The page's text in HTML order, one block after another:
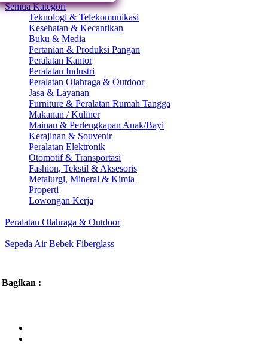
Semua Kategori
Teknologi & Telekomunikasi
Kesehatan & Kecantikan
Buku & Media
Pertanian & Produksi Pangan
Peralatan Kantor
Peralatan Industri
Peralatan Olahraga & Outdoor
Jasa & Layanan
Furniture & Peralatan Rumah Tangga
Makanan / Kuliner
Mainan & Perlengkapan Anak/Bayi
Kerajinan & Souvenir
Peralatan Elektronik
Otomotif & Transportasi
Fashion, Tekstil & Aksesoris
Metalurgi, Mineral & Kimia
Properti
Lowongan Kerja
Peralatan Olahraga & Outdoor
Sepeda Air Bebek Fiberglass
Bagikan :